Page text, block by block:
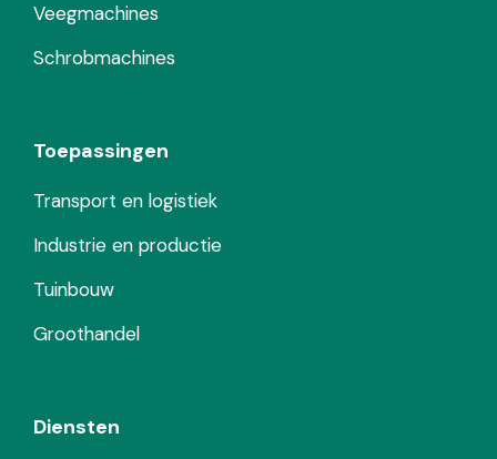
Veegmachines
Schrobmachines
Toepassingen
Transport en logistiek
Industrie en productie
Tuinbouw
Groothandel
Diensten